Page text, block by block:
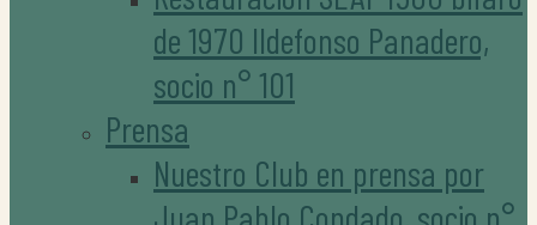
de 1970 Ildefonso Panadero,
socio n° 101
Prensa
Nuestro Club en prensa por